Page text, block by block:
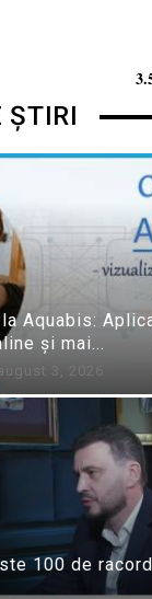
ȘTIRI
Aquabis:
și mai...
august 3, 2026
100 de